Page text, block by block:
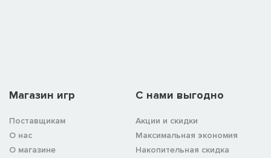
Магазин игр
Поставщикам
О нас
О магазине
C нами выгодно
Акции и скидки
Максимальная экономия
Накопительная скидка